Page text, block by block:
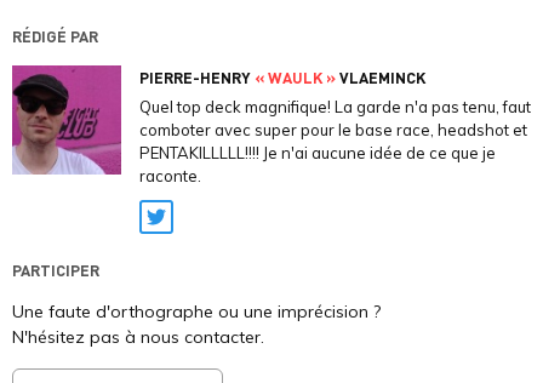
RÉDIGÉ PAR
PIERRE-HENRY « WAULK »VLAEMINCK
Quel top deck magnifique! La garde n'a pas tenu, faut
comboter avec super pour le base race, headshot et
PENTAKILLLLL!!!! Je n'ai aucune idée de ce que je
raconte.
Twitter
PARTICIPER
Une faute d'orthographe ou une imprécision ?
N'hésitez pas à nous contacter.